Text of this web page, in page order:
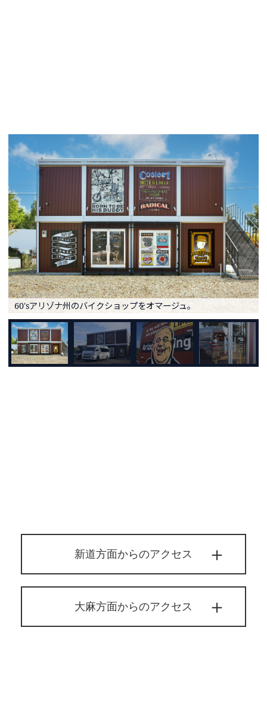
60'sアリゾナ州のバイクショップをオマージュ。
新道方面からのアクセス
大麻方面からのアクセス